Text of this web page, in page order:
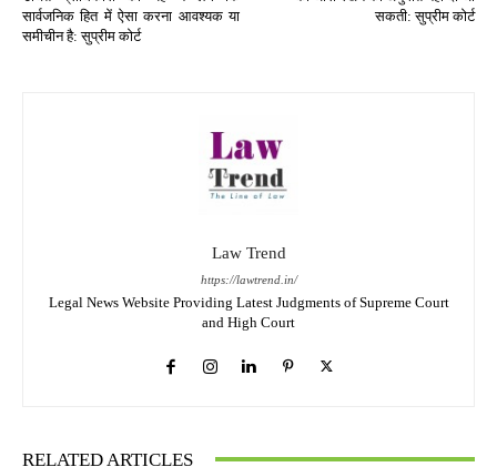
सार्वजनिक हित में ऐसा करना आवश्यक या
समीचीन है: सुप्रीम कोर्ट
सकती: सुप्रीम कोर्ट
Law Trend
https://lawtrend.in/
Legal News Website Providing Latest Judgments of Supreme Court
and High Court
RELATED ARTICLES